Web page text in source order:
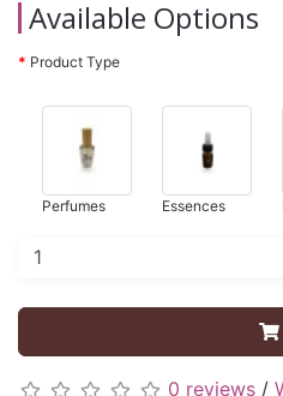
Available Options
Product Type
Perfumes Essences
0 reviews /